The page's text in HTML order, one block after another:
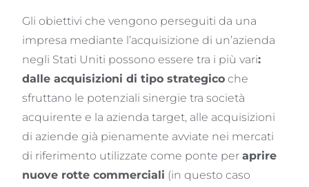
Gli obiettivi che vengono perseguiti da una
impresa mediante l’acquisizione di un’azienda
negli Stati Uniti possono essere tra i più vari:
dalle acquisizioni di tipo strategico che
sfruttano le potenziali sinergie tra società
acquirente e la azienda target, alle acquisizioni
di aziende già pienamente avviate nei mercati
di riferimento utilizzate come ponte peraprire
nuove rotte commerciali (in questo caso